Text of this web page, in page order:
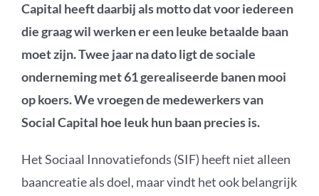
Capital heeft daarbij als motto dat voor iedereen
die graag wil werken er een leuke betaalde baan
moet zijn. Twee jaar na dato ligt de sociale
onderneming met 61 gerealiseerde banen mooi
op koers. We vroegen de medewerkers van
Social Capital hoe leuk hun baan precies is.
Het Sociaal Innovatiefonds (SIF) heeft niet alleen
baancreatie als doel, maar vindt het ook belangrijk